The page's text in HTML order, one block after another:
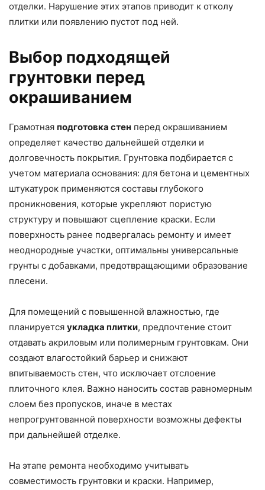
отделки. Нарушение этих этапов приводит к отколу
плитки или появлению пустот под ней.
Выбор подходящей
грунтовки перед
окрашиванием
Грамотная подготовка стен перед окрашиванием
определяет качество дальнейшей отделки и
долговечность покрытия. Грунтовка подбирается с
учетом материала основания: для бетона и цементных
штукатурок применяются составы глубокого
проникновения, которые укрепляют пористую
структуру и повышают сцепление краски. Если
поверхность ранее подвергалась ремонту и имеет
неоднородные участки, оптимальны универсальные
грунты с добавками, предотвращающими образование
плесени.
Для помещений с повышенной влажностью, где
планируется укладка плитки, предпочтение стоит
отдавать акриловым или полимерным грунтовкам. Они
создают влагостойкий барьер и снижают
впитываемость стен, что исключает отслоение
плиточного клея. Важно наносить состав равномерным
слоем без пропусков, иначе в местах
непрогрунтованной поверхности возможны дефекты
при дальнейшей отделке.
На этапе ремонта необходимо учитывать
совместимость грунтовки и краски. Например,